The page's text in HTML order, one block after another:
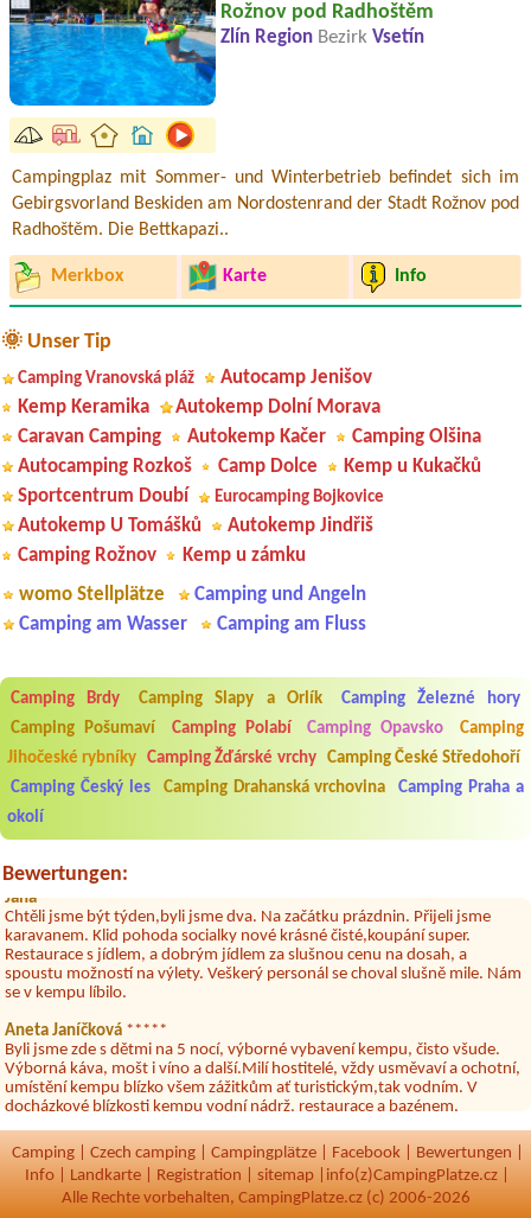
Rožnov pod Radhoštěm
Zlín Region Bezirk Vsetín
Campingplaz mit Sommer- und Winterbetrieb befindet sich im
Gebirgsvorland Beskiden am Nordostenrand der Stadt Rožnov pod
Radhoštěm. Die Bettkapazi..
Merkbox Karte Info
🌞 Unser Tip
Camping Vranovská pláž
Autocamp Jenišov
Kemp Keramika
Autokemp Dolní Morava
Caravan Camping
Autokemp Kačer
Camping Olšina
Autocamping Rozkoš
Camp Dolce
Kemp u Kukačků
Sportcentrum Doubí
Eurocamping Bojkovice
Autokemp U Tomášků
Autokemp Jindřiš
Camping Rožnov
Kemp u zámku
womo Stellplätze
Camping und Angeln
Camping am Wasser
Camping am Fluss
Camping Brdy Camping Slapy a Orlík
Camping Železné hory
Camping Pošumaví
Camping Polabí Camping Opavsko
Camping
Jihočeské rybníky
Camping Žďárské vrchy
Camping České Středohoří
Camping Český les
Camping Drahanská vrchovina
Camping Praha a
okolí
Bewertungen:
Aneta Melicharová***
Byli jsme zde v týdnu od 25.7. do 1.8. 2026. Kemp jako takový je pěkný.
V umývárně i na WC bylo vždy čisto, doplněný papír i utěrky, což při
množství návštěvníků není samozřejmost. V kempu je obchod a
restaurace, kebab a další občerstvení. Co nás ale velice zklamalo byl
celodenní hluk z repráků u stanů a absolutní bezohlednost ostatních
Chtěli jsme být týden,byli jsme dva. Na začátku prázdnin. Přijeli jsme
karavanem. Klid pohoda socialky nové krásné čisté,koupání super.
Restaurace s jídlem, a dobrým jídlem za slušnou cenu na dosah, a
spoustu možností na výlety. Veškerý personál se choval slušně mile. Nám
se v kempu líbilo.
Aneta Janíčková *****
Byli jsme zde s dětmi na 5 nocí, výborné vybavení kempu, čisto všude.
Výborná káva, mošt i víno a další.Milí hostitelé, vždy usměvaví a ochotní,
umístění kempu blízko všem zážitkům ať turistickým,tak vodním. V
docházkové blízkosti kempu vodní nádrž, restaurace a bazénem,
Kateřina+ Květoslav+ Jana+ Zdeněk*****
Byli jsme zde už podruhé, minulý rok 3 dny a letos celý týden. Krásný,
klidný kemp. Čisté, nově vybavené chatky, milý a ochotní majitelé, dobré
Camping Czech camping Campingplätze Facebook Bewertungen
Info
Landkarte Registration sitemap
info(z)CampingPlatze.cz |
Alle Rechte vorbehalten, CampingPlatze.cz (c) 2006-2026